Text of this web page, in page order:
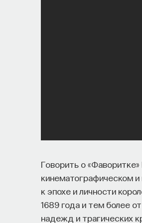
Говорить о
кинематографическом
к эпохе и личности
1689 года и тем более
надежд и трагических